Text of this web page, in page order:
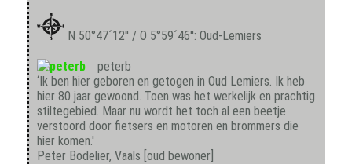
N 50°47´12'' / O 5°59´46'': Oud-Lemiers
peterb
‘Ik ben hier geboren en getogen in Oud Lemiers. Ik heb
hier 80 jaar gewoond. Toen was het werkelijk en prachtig
stiltegebied. Maar nu wordt het toch al een beetje
verstoord door fietsers en motoren en brommers die
hier komen.'
Peter Bodelier, Vaals [oud bewoner]